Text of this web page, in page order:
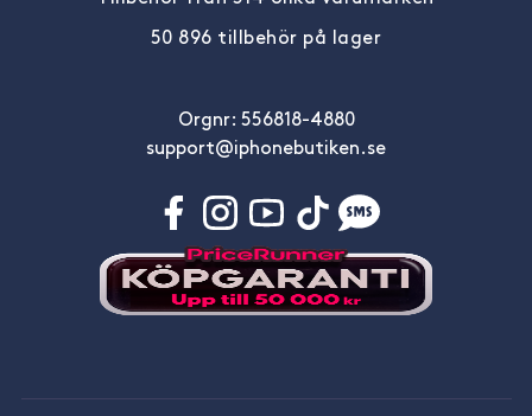
50 896 tillbehör på lager
Orgnr: 556818-4880
support@iphonebutiken.se